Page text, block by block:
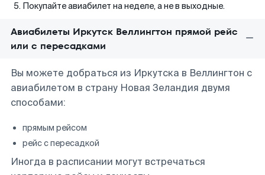
Покупайте авиабилет на неделе, а не в выходные.
Авиабилеты Иркутск Веллингтон прямой рейс
или с пересадками
Вы можете добраться из Иркутска в Веллингтон с
авиабилетом в страну Новая Зеландия двумя
способами:
прямым рейсом
рейс с пересадкой
Иногда в расписании могут встречаться